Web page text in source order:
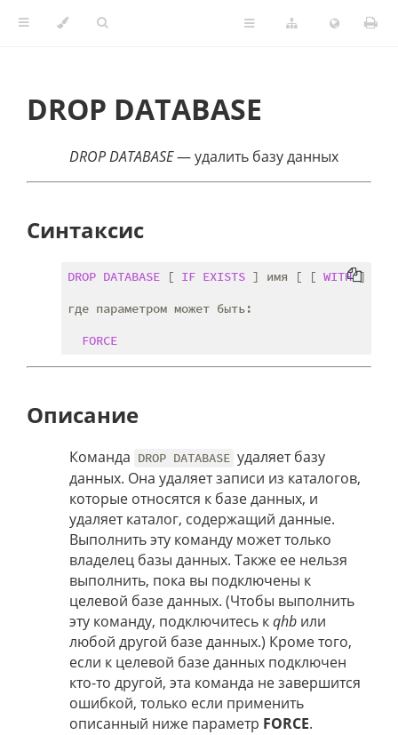
DROP DATABASE
DROP DATABASE— удалить базу данных
Синтаксис
DROP DATABASE [ IF EXISTS ] имя [ [ WITH ] (
где параметром может быть:
FORCE
Описание
Команда DROP DATABASE удаляет базу
данных. Она удаляет записи из каталогов,
которые относятся к базе данных, и
удаляет каталог, содержащий данные.
Выполнить эту команду может только
владелец базы данных. Также ее нельзя
выполнить, пока вы подключены к
целевой базе данных. (Чтобы выполнить
эту команду, подключитесь кqhb или
любой другой базе данных.) Кроме того,
если к целевой базе данных подключен
кто-то другой, эта команда не завершится
ошибкой, только если применить
описанный ниже параметр FORCE.